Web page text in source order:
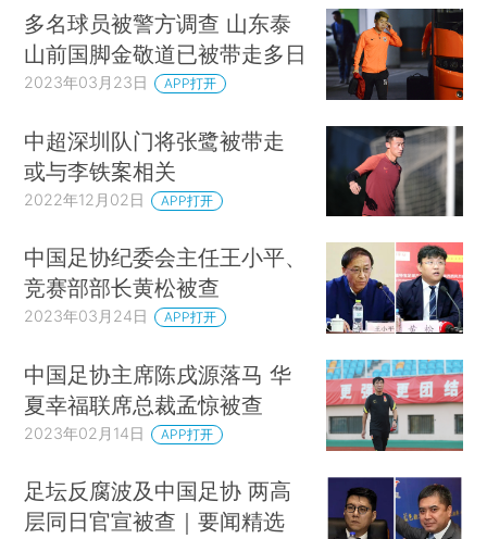
多名球员被警方调查 山东泰
山前国脚金敬道已被带走多日
2023年03月23日 APP打开
中超深圳队门将张鹭被带走
或与李铁案相关
2022年12月02日 APP打开
中国足协纪委会主任王小平、
竞赛部部长黄松被查
2023年03月24日 APP打开
中国足协主席陈戌源落马 华
夏幸福联席总裁孟惊被查
2023年02月14日 APP打开
足坛反腐波及中国足协 两高
层同日官宣被查｜要闻精选